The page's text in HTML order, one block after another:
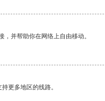
并帮助你在网络上自由移动。
更多地区的线路。